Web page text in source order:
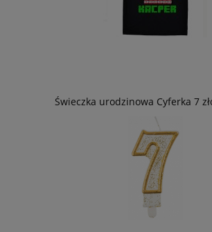
Świeczka urodzinowa Cyferka 7